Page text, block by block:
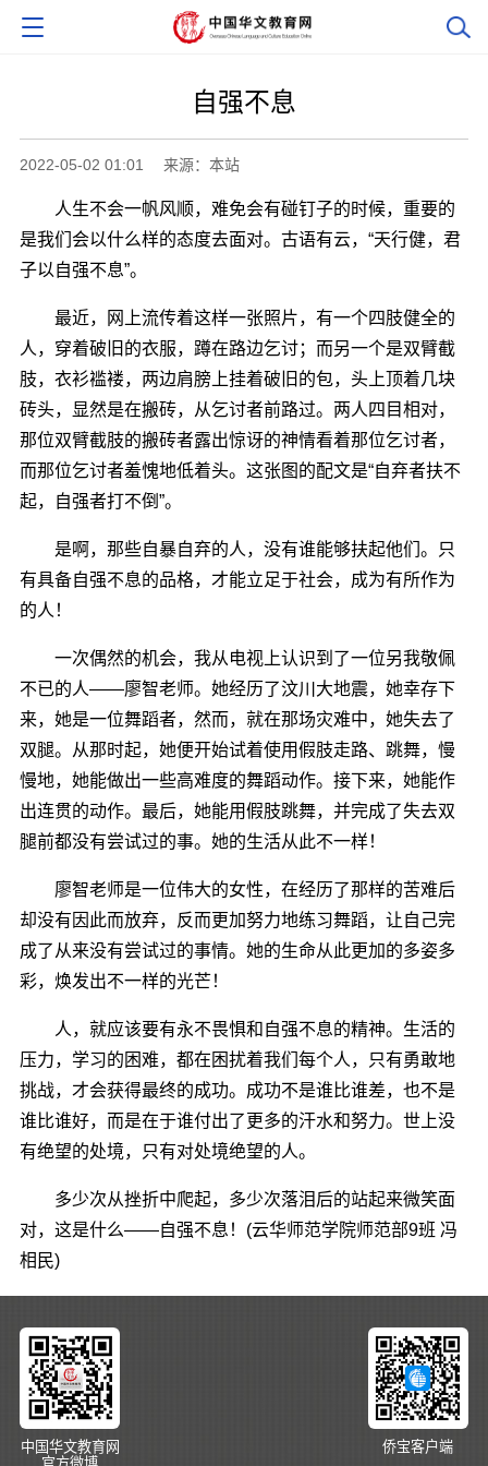
自强不息
2022-05-02 01:01 来源：本站
人生不会一帆风顺，难免会有碰钉子的时候，重要的
是我们会以什么样的态度去面对。古语有云，“天行健，君
子以自强不息”。
最近，网上流传着这样一张照片，有一个四肢健全的
人，穿着破旧的衣服，蹲在路边乞讨；而另一个是双臂截
肢，衣衫褴褛，两边肩膀上挂着破旧的包，头上顶着几块
砖头，显然是在搬砖，从乞讨者前路过。两人四目相对，
那位双臂截肢的搬砖者露出惊讶的神情看着那位乞讨者，
而那位乞讨者羞愧地低着头。这张图的配文是“自弃者扶不
起，自强者打不倒”。
是啊，那些自暴自弃的人，没有谁能够扶起他们。只
有具备自强不息的品格，才能立足于社会，成为有所作为
的人！
一次偶然的机会，我从电视上认识到了一位另我敬佩
不已的人――廖智老师。她经历了汶川大地震，她幸存下
来，她是一位舞蹈者，然而，就在那场灾难中，她失去了
双腿。从那时起，她便开始试着使用假肢走路、跳舞，慢
慢地，她能做出一些高难度的舞蹈动作。接下来，她能作
出连贯的动作。最后，她能用假肢跳舞，并完成了失去双
腿前都没有尝试过的事。她的生活从此不一样！
廖智老师是一位伟大的女性，在经历了那样的苦难后
却没有因此而放弃，反而更加努力地练习舞蹈，让自己完
成了从来没有尝试过的事情。她的生命从此更加的多姿多
彩，焕发出不一样的光芒！
人，就应该要有永不畏惧和自强不息的精神。生活的
压力，学习的困难，都在困扰着我们每个人，只有勇敢地
挑战，才会获得最终的成功。成功不是谁比谁差，也不是
谁比谁好，而是在于谁付出了更多的汗水和努力。世上没
有绝望的处境，只有对处境绝望的人。
多少次从挫折中爬起，多少次落泪后的站起来微笑面
对，这是什么――自强不息！(云华师范学院师范部9班 冯
相民)
中国华文教育网
侨宝客户端